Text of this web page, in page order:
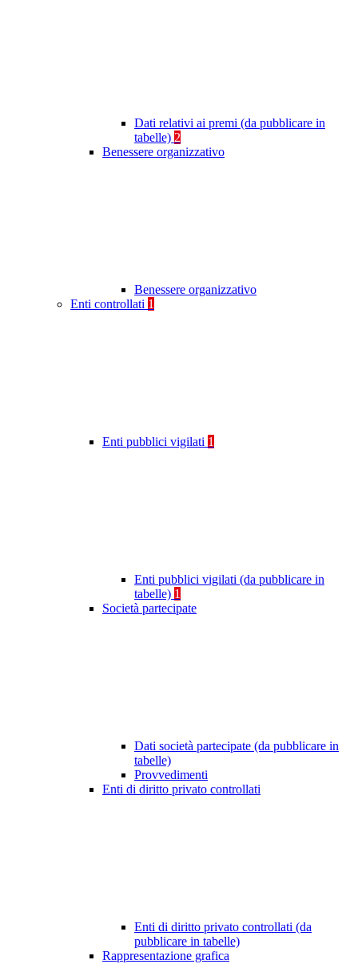
Dati relativi ai premi (da pubblicare in
tabelle) 2
Benessere organizzativo
Benessere organizzativo
Enti controllati 1
Enti pubblici vigilati 1
Enti pubblici vigilati (da pubblicare in
tabelle) 1
Società partecipate
Dati società partecipate (da pubblicare in
tabelle)
Provvedimenti
Enti di diritto privato controllati
Enti di diritto privato controllati (da
pubblicare in tabelle)
Rappresentazione grafica